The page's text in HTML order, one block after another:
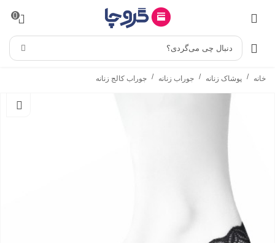
0
دنبال چی می‌گردی؟
خانه / پوشاک زنانه / جوراب زنانه / جوراب کالج زنانه